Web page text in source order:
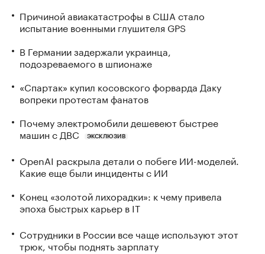
Причиной авиакатастрофы в США стало
испытание военными глушителя GPS
В Германии задержали украинца,
подозреваемого в шпионаже
«Спартак» купил косовского форварда Даку
вопреки протестам фанатов
Почему электромобили дешевеют быстрее
машин с ДВС
ЭКСКЛЮЗИВ
OpenAI раскрыла детали о побеге ИИ-моделей.
Какие еще были инциденты с ИИ
Конец «золотой лихорадки»: к чему привела
эпоха быстрых карьер в IT
Сотрудники в России все чаще используют этот
трюк, чтобы поднять зарплату